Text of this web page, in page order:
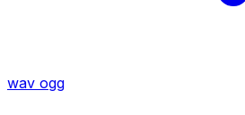
wav ogg